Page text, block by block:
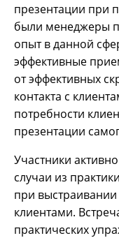
презентации при
были менеджеры
опыт в данной
эффективные
от эффективных
контакта с
потребности
презентации
Участники
случаи из
при
клиентами.
практических